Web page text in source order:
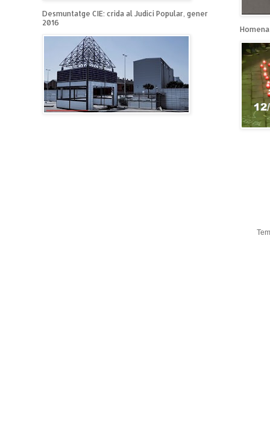
Desmuntatge CIE: crida al Judici Popular, gener
2016